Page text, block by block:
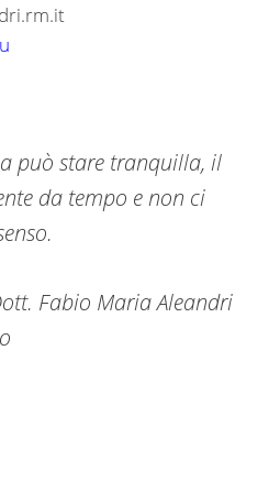
può stare tranquilla, il
da tempo e non ci
Fabio Maria Aleandri